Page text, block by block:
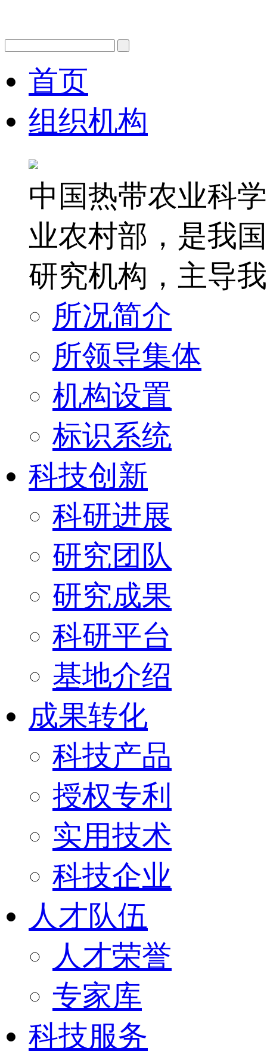
首页
组织机构
中国热带农业科
业农村部，是我
研究机构，主导
所况简介
所领导集体
机构设置
标识系统
科技创新
科研进展
研究团队
研究成果
科研平台
基地介绍
成果转化
科技产品
授权专利
实用技术
科技企业
人才队伍
人才荣誉
专家库
科技服务